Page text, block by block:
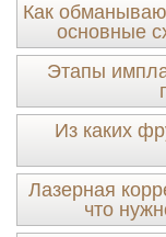
Как
основные
Этапы
Из каких
Лазерная
что